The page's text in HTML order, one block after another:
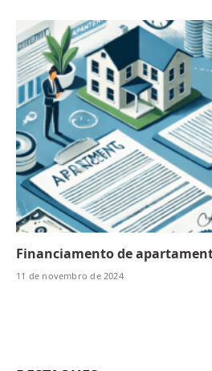
Financiamento de
11 de novembro de 2024